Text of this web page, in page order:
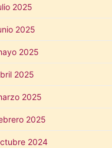
2025
2025
2025
2025
2025
2025
2024